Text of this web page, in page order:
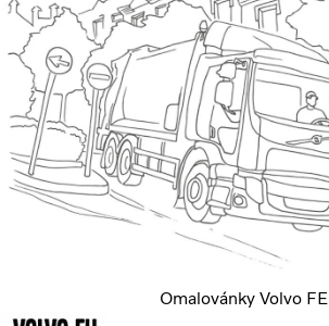
Omalovánky Volvo FE